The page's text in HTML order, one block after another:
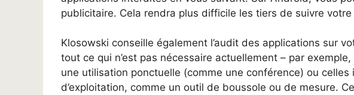
publicitaire. Cela rendra plus difficile les tiers de suivre
Klosowski conseille également l’audit des applications sur
tout ce qui n’est pas nécessaire actuellement – par
une utilisation ponctuelle (comme une conférence) ou
d’exploitation, comme un outil de boussole ou de mesure.